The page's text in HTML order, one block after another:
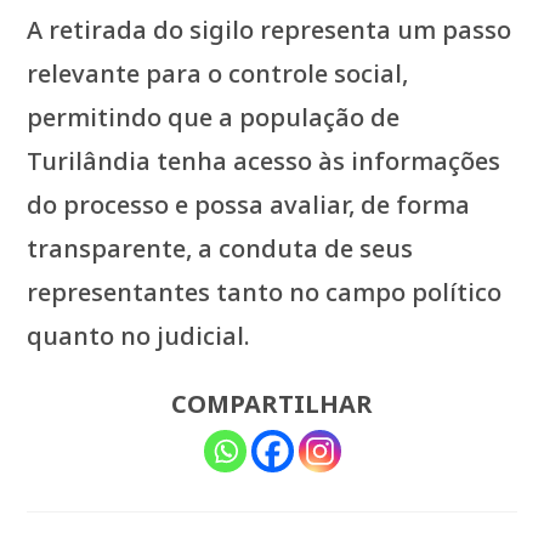
A retirada do sigilo representa um passo
relevante para o controle social,
permitindo que a população de
Turilândia tenha acesso às informações
do processo e possa avaliar, de forma
transparente, a conduta de seus
representantes tanto no campo político
quanto no judicial.
COMPARTILHAR